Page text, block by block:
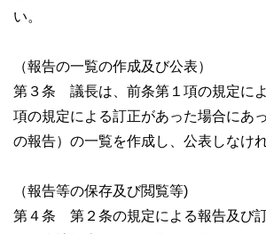
議員研修会
閉（休）会中の活動
長崎県立大学との連携事業
い。
（報告の一覧の作成及び公表）
第３条 議長は、前条第１項の規定に
項の規定による訂正があった場合にあ
の報告）の一覧を作成し、公表しなけ
（報告等の保存及び閲覧等)
第４条 第２条の規定による報告及び